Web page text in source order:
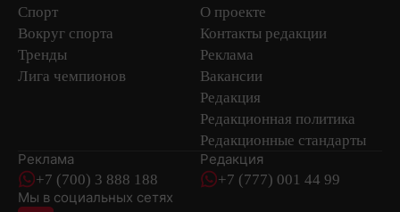
Спорт
Вокруг спорта
Тренды
Лига чемпионов
О проекте
Контакты редакции
Реклама
Вакансии
Редакция
Редакционная политика
Редакционные стандарты
Реклама
+7 (700) 3 888 188
Редакция
+7 (777) 001 44 99
Мы в социальных сетях